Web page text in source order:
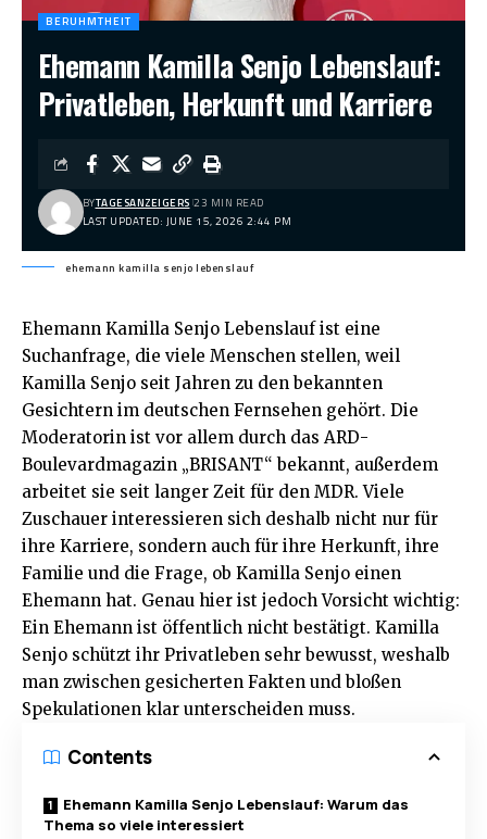
BERUHMTHEIT
Ehemann Kamilla Senjo Lebenslauf:
Privatleben, Herkunft und Karriere
LAST UPDATED: JUNE 15, 2026 2:44 PM
BYTAGESANZEIGERS 23 MIN READ
ehemann kamilla senjo lebenslauf
Ehemann Kamilla Senjo Lebenslaufist eine
Suchanfrage, die viele Menschen stellen, weil
Kamilla Senjo seit Jahren zu den bekannten
Gesichtern im deutschen Fernsehen gehört. Die
Moderatorin ist vor allem durch das ARD-
Boulevardmagazin „BRISANT“ bekannt, außerdem
arbeitet sie seit langer Zeit für den MDR. Viele
Zuschauer interessieren sich deshalb nicht nur für
ihre Karriere, sondern auch für ihre Herkunft, ihre
Familie und die Frage, ob Kamilla Senjo einen
Ehemann hat. Genau hier ist jedoch Vorsicht wichtig:
Ein Ehemann ist öffentlich nicht bestätigt. Kamilla
Senjo schützt ihr Privatleben sehr bewusst, weshalb
man zwischen gesicherten Fakten und bloßen
Spekulationen klar unterscheiden muss.
Contents
Ehemann Kamilla Senjo Lebenslauf: Warum das
Thema so viele interessiert